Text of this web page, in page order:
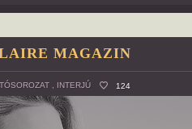
MAGAZIN
INTERJÚ 124